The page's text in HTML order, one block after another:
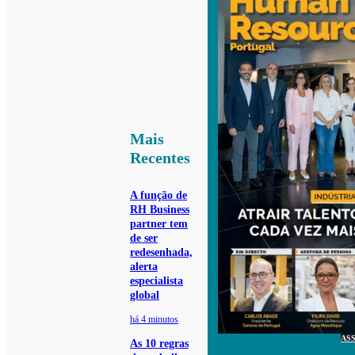
Mais
Recentes
A função de
RH Business
partner tem
de ser
redesenhada,
alerta
especialista
global
há 4 minutos
As 10 regras